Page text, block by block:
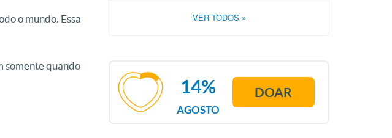
o mundo. Essa
somente quando
VER TODOS »
AGOSTO
14% DOAR